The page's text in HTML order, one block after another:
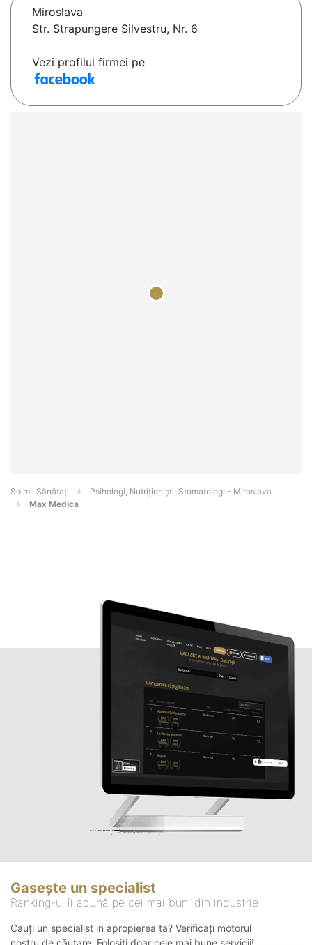
Miroslava
Str. Strapungere Silvestru, Nr. 6
Vezi profilul firmei pe
Şoimii Sănătații
Psihologi, Nutriționiști, Stomatologi - Miroslava
Max Medica
Gasește un specialist
Ranking-ul îi adună pe cei mai buni din industrie
Cauți un specialist in apropierea ta? Verificați motorul
nostru de căutare. Folosiți doar cele mai bune servicii!